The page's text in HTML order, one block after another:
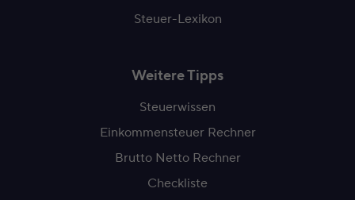
Steuer-Lexikon
Weitere Tipps
Steuerwissen
Einkommensteuer Rechner
Brutto Netto Rechner
Checkliste